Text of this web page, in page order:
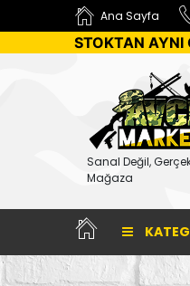
Ana Sayfa
STOKTAN AYNI
Sanal Değil,
Mağaza